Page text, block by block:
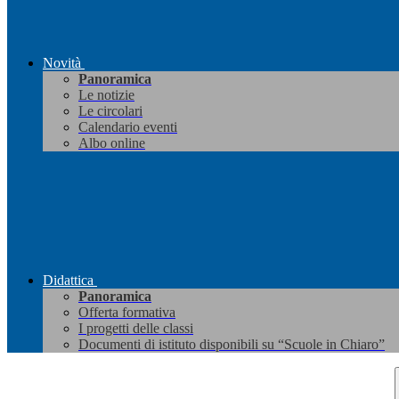
Novità
Panoramica
Le notizie
Le circolari
Calendario eventi
Albo online
Didattica
Panoramica
Offerta formativa
I progetti delle classi
Documenti di istituto disponibili su “Scuole in Chiaro”